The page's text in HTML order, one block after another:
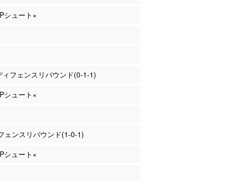
シュート×
ィフェンスリバウンド(0-1-1)
シュート×
ェンスリバウンド(1-0-1)
シュート×